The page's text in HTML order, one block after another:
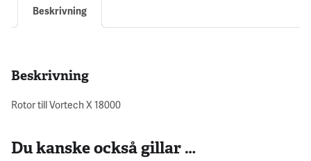
Beskrivning
Beskrivning
Rotor till Vortech X 18000
Du kanske också gillar …